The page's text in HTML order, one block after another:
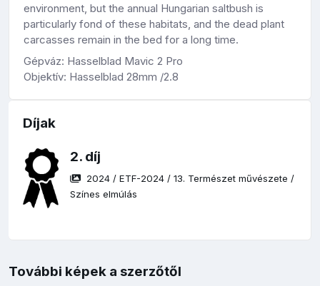
environment, but the annual Hungarian saltbush is
particularly fond of these habitats, and the dead plant
carcasses remain in the bed for a long time.
Gépváz: Hasselblad Mavic 2 Pro
Objektív: Hasselblad 28mm /2.8
Díjak
2. díj
2024 /ETF-2024 /13. Természet művészete /
Színes elmúlás
További képek a szerzőtől